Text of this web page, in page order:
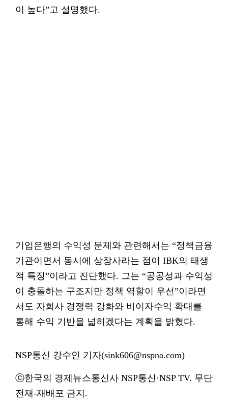
이 높다”고 설명했다.
기업은행의 수익성 문제와 관련해서는 “정책금융
기관이면서 동시에 상장사라는 점이 IBK의 태생
적 특징”이라고 진단했다. 그는 “공공성과 수익성
이 충돌하는 구조지만 정책 역할이 우선”이라면
서도 자회사 경쟁력 강화와 비이자수익 확대를
통해 수익 기반을 넓히겠다는 계획을 밝혔다.
NSP통신 강수인 기자(sink606@nspna.com)
ⓒ한국의 경제뉴스통신사 NSP통신·NSP TV. 무단
전재-재배포 금지.